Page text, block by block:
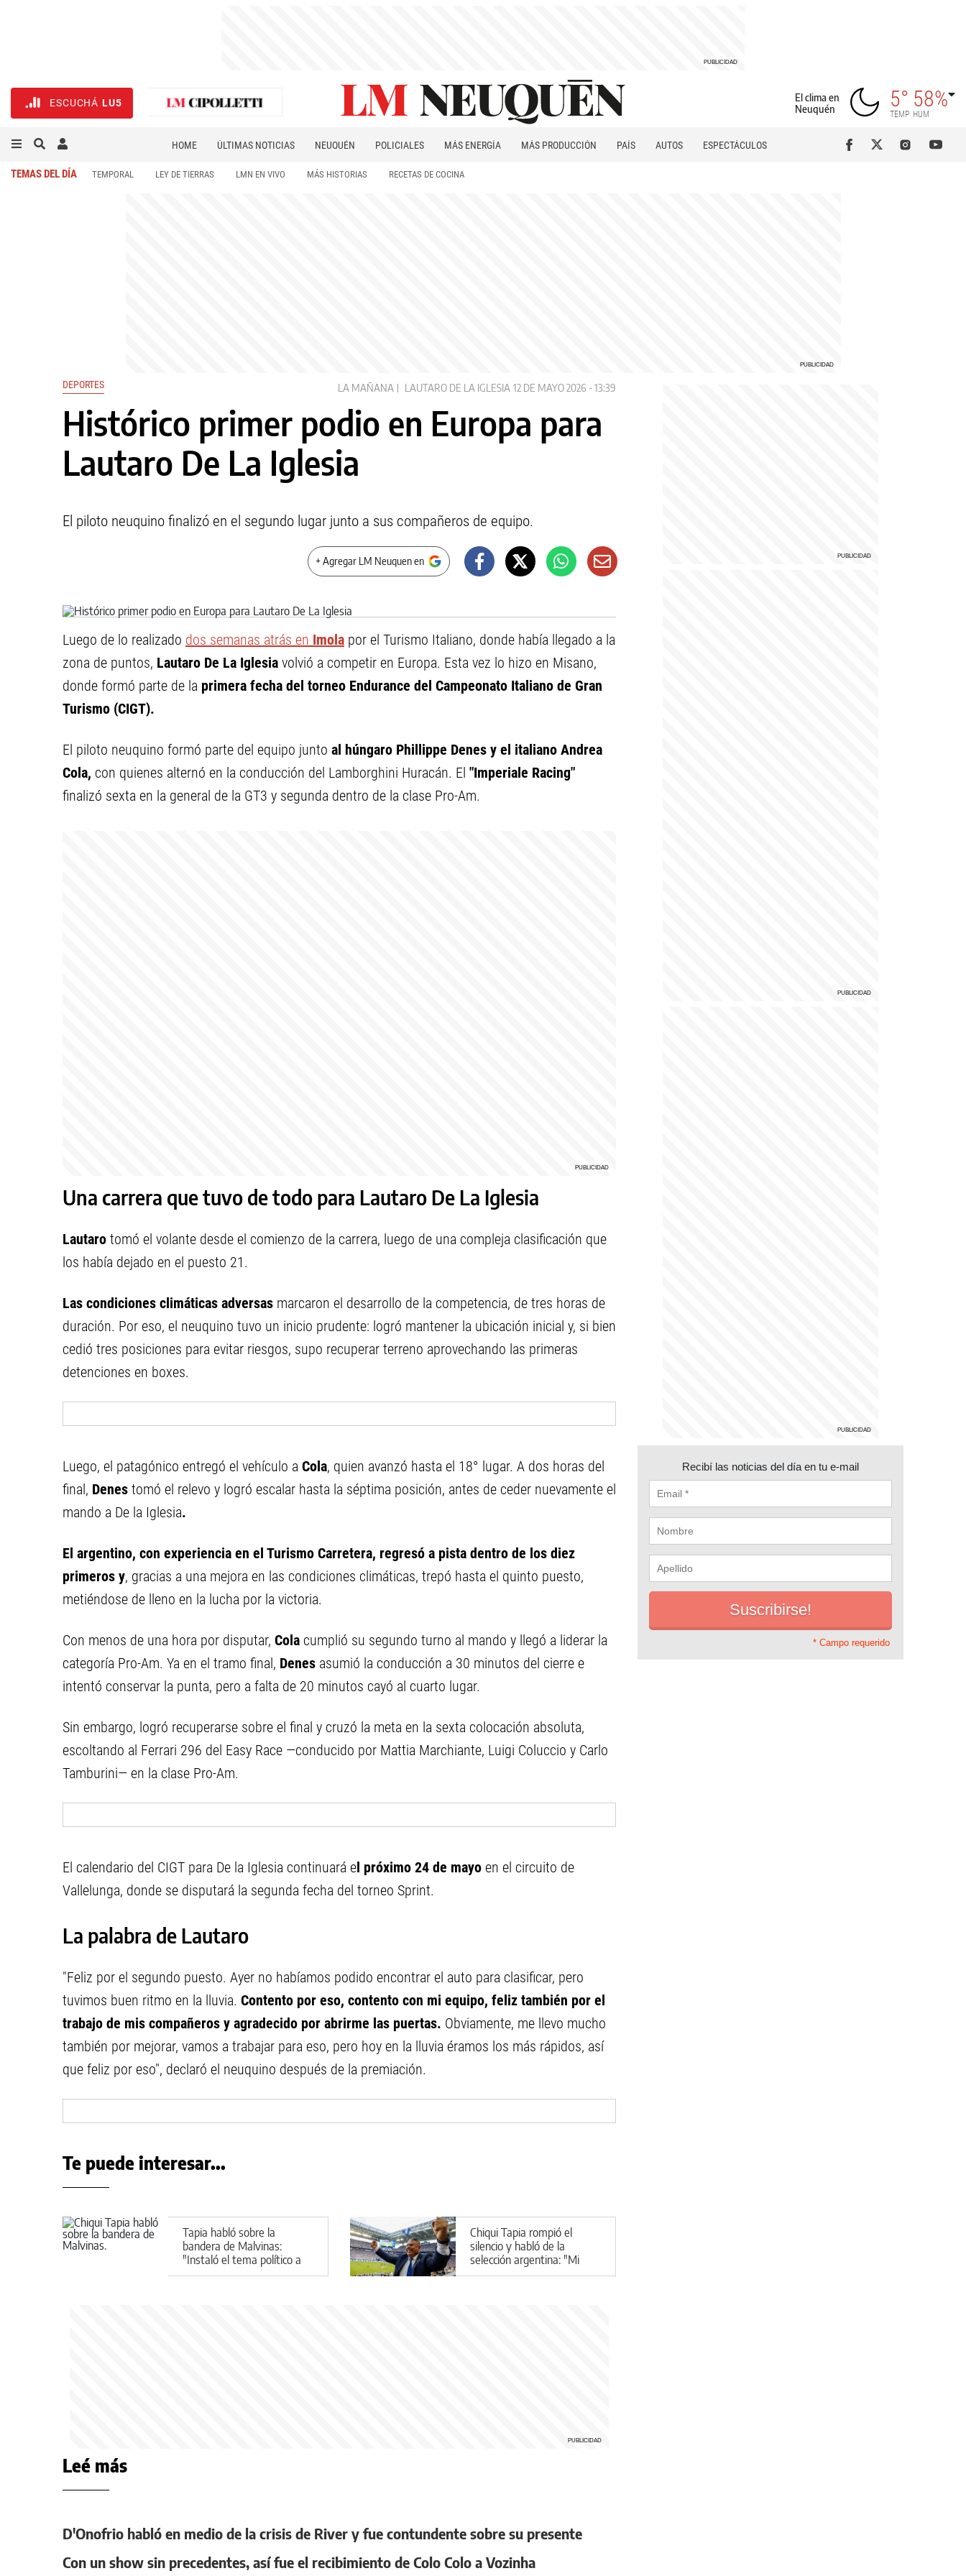
ESCUCHÁ LU5
El clima en
Neuquén
5°
TEMP
58%
HUM
HOME ÚLTIMAS NOTICIAS NEUQUÉN POLICIALES MÁS ENERGÍA MÁS PRODUCCIÓN PAÍS AUTOS
ESPECTÁCULOS
TEMAS DEL DÍA TEMPORAL LEY DE TIERRAS LMN EN VIVO MÁS HISTORIAS RECETAS DE COCINA
DEPORTES LA MAÑANA LAUTARO DE LA IGLESIA 12 DE MAYO 2026 - 13:39
Histórico primer podio en Europa para
Lautaro De La Iglesia
El piloto neuquino finalizó en el segundo lugar junto a sus compañeros de equipo.
+ Agregar LM Neuquen en
Luego de lo realizado dos semanas atrás en Imola por el Turismo Italiano, donde había llegado a la
zona de puntos, Lautaro De La Iglesia volvió a competir en Europa. Esta vez lo hizo en Misano,
donde formó parte de la primera fecha del torneo Endurance del Campeonato Italiano de Gran
Turismo (CIGT).
El piloto neuquino formó parte del equipo junto al húngaro Phillippe Denes y el italiano Andrea
Cola, con quienes alternó en la conducción del Lamborghini Huracán. El "Imperiale Racing"
finalizó sexta en la general de la GT3 y segunda dentro de la clase Pro-Am.
Una carrera que tuvo de todo para Lautaro De La Iglesia
Lautaro tomó el volante desde el comienzo de la carrera, luego de una compleja clasificación que
los había dejado en el puesto 21.
Las condiciones climáticas adversas marcaron el desarrollo de la competencia, de tres horas de
duración. Por eso, el neuquino tuvo un inicio prudente: logró mantener la ubicación inicial y, si bien
cedió tres posiciones para evitar riesgos, supo recuperar terreno aprovechando las primeras
detenciones en boxes.
Luego, el patagónico entregó el vehículo a Cola, quien avanzó hasta el 18° lugar. A dos horas del
final, Denes tomó el relevo y logró escalar hasta la séptima posición, antes de ceder nuevamente el
mando a De la Iglesia.
El argentino, con experiencia en el Turismo Carretera, regresó a pista dentro de los diez
primeros y, gracias a una mejora en las condiciones climáticas, trepó hasta el quinto puesto,
metiéndose de lleno en la lucha por la victoria.
Con menos de una hora por disputar, Cola cumplió su segundo turno al mando y llegó a liderar la
categoría Pro-Am. Ya en el tramo final, Denes asumió la conducción a 30 minutos del cierre e
intentó conservar la punta, pero a falta de 20 minutos cayó al cuarto lugar.
Sin embargo, logró recuperarse sobre el final y cruzó la meta en la sexta colocación absoluta,
escoltando al Ferrari 296 del Easy Race —conducido por Mattia Marchiante, Luigi Coluccio y Carlo
Tamburini— en la clase Pro-Am.
El calendario del CIGT para De la Iglesia continuará el próximo 24 de mayo en el circuito de
Vallelunga, donde se disputará la segunda fecha del torneo Sprint.
La palabra de Lautaro
"Feliz por el segundo puesto. Ayer no habíamos podido encontrar el auto para clasificar, pero
tuvimos buen ritmo en la lluvia. Contento por eso, contento con mi equipo, feliz también por el
trabajo de mis compañeros y agradecido por abrirme las puertas. Obviamente, me llevo mucho
también por mejorar, vamos a trabajar para eso, pero hoy en la lluvia éramos los más rápidos, así
que feliz por eso", declaró el neuquino después de la premiación.
Te puede interesar...
Tapia habló sobre la
bandera de Malvinas:
"Instaló el tema político a
nivel mundial"
Chiqui Tapia rompió el
silencio y habló de la
selección argentina: "Mi
plan A, B y C es Scaloni"
Recibí las noticias del día en tu e-mail
* Campo requerido
Leé más
D'Onofrio habló en medio de la crisis de River y fue contundente sobre su presente
Con un show sin precedentes, así fue el recibimiento de Colo Colo a Vozinha